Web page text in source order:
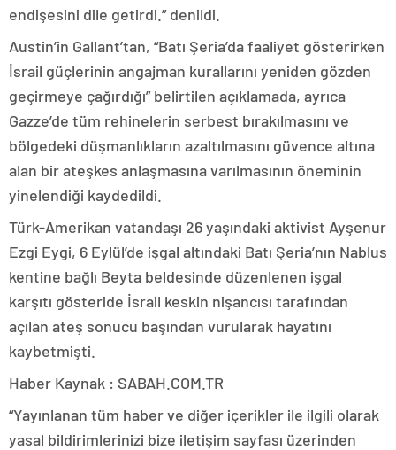
endişesini dile getirdi.” denildi.
Austin’in Gallant’tan, “Batı Şeria’da faaliyet gösterirken
İsrail güçlerinin angajman kurallarını yeniden gözden
geçirmeye çağırdığı” belirtilen açıklamada, ayrıca
Gazze’de tüm rehinelerin serbest bırakılmasını ve
bölgedeki düşmanlıkların azaltılmasını güvence altına
alan bir ateşkes anlaşmasına varılmasının öneminin
yinelendiği kaydedildi.
Türk-Amerikan vatandaşı 26 yaşındaki aktivist Ayşenur
Ezgi Eygi, 6 Eylül’de işgal altındaki Batı Şeria’nın Nablus
kentine bağlı Beyta beldesinde düzenlenen işgal
karşıtı gösteride İsrail keskin nişancısı tarafından
açılan ateş sonucu başından vurularak hayatını
kaybetmişti.
Haber Kaynak : SABAH.COM.TR
“Yayınlanan tüm haber ve diğer içerikler ile ilgili olarak
yasal bildirimlerinizi bize iletişim sayfası üzerinden